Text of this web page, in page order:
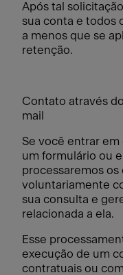
Após tal
sua conta e todos
a menos que se
retenção.
Contato através
mail
Se você entrar
um formulário ou
processaremos
voluntariamente
sua consulta e
relacionada a ela.
Esse
execução de um
contratuais ou